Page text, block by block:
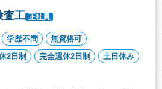
査工 正社員
学歴不問
無資格可
2日制 完全週休2日制
土日休み